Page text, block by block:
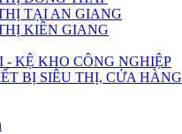
TẠI AN GIANG
KIÊN GIANG
- KỆ KHO CÔNG NGHIỆP
BỊ SIÊU THỊ, CỬA HÀNG